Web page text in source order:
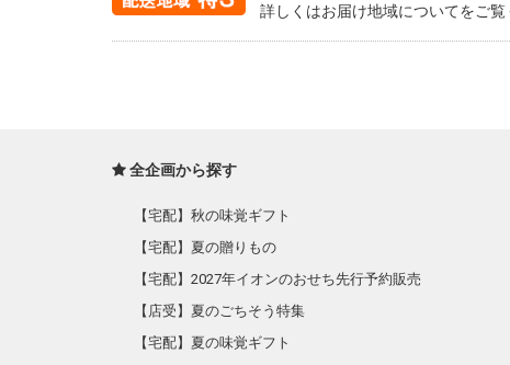
詳しくはお届け地域についてをご覧
全企画から探す
【宅配】秋の味覚ギフト
【宅配】夏の贈りもの
【宅配】2027年イオンのおせち先行予約販売
【店受】夏のごちそう特集
【宅配】夏の味覚ギフト